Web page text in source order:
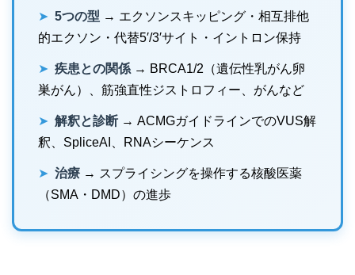
➤ 5つの型 → エクソンスキッピング・相互排他
的エクソン・代替5′/3′サイト・イントロン保持
➤ 疾患との関係 → BRCA1/2（遺伝性乳がん卵
巣がん）、筋強直性ジストロフィー、がんなど
➤ 解釈と診断 → ACMGガイドラインでのVUS解
釈、SpliceAI、RNAシーケンス
➤ 治療 → スプライシングを操作する核酸医薬
（SMA・DMD）の進歩